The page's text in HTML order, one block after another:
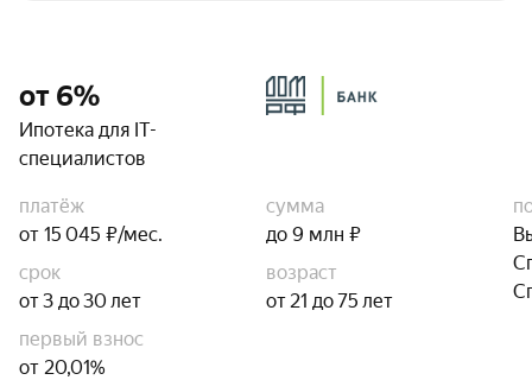
от 6%
Ипотека для IT-
специалистов
платёж
от 15 045 ₽/мес.
сумма
до 9 млн ₽
срок
от 3 до 30 лет
возраст
от 21 до 75 лет
первый взнос
от 20,01%